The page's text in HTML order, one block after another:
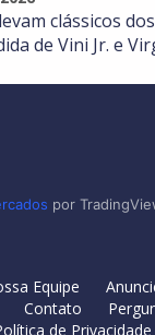
clássicos
de Vini Jr. e
por
Equipe
Contato
de Privacidade